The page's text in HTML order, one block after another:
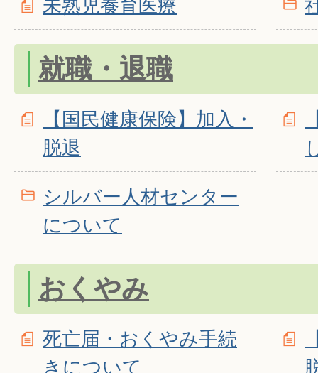
未熟児養育医療
就職・退職
【国民健康保険】加入・
脱退
シルバー人材センター
について
おくやみ
死亡届・おくやみ手続
きについて